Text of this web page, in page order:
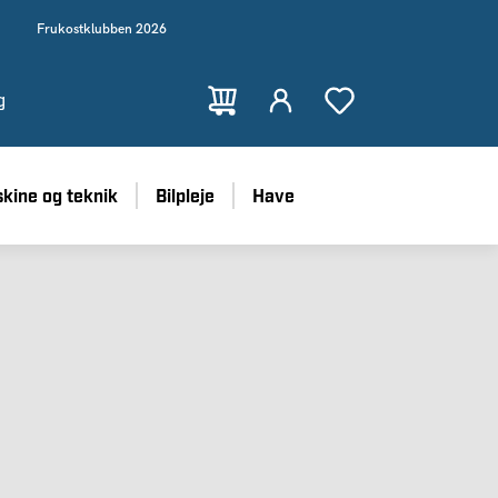
Frukostklubben 2026
og teknik Bilpleje Have